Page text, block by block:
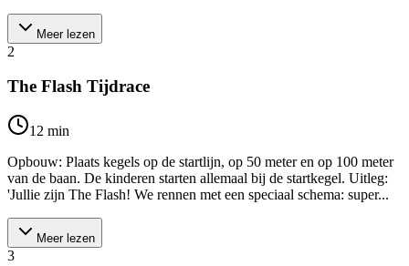
Meer lezen
2
The Flash Tijdrace
12 min
Opbouw: Plaats kegels op de startlijn, op 50 meter en op 100 meter
van de baan. De kinderen starten allemaal bij de startkegel. Uitleg:
'Jullie zijn The Flash! We rennen met een speciaal schema: super...
Meer lezen
3